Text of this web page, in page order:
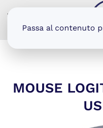
Passa al contenuto
MOUSE